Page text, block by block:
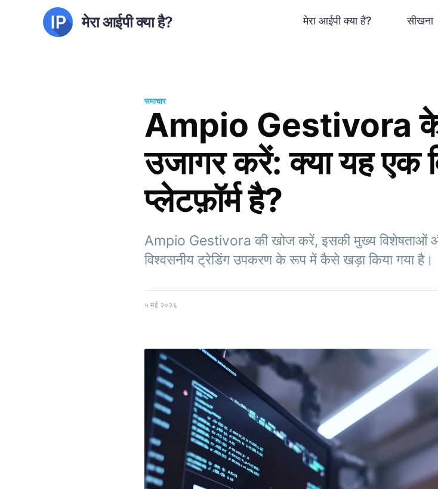
मेरा आईपी क्या है? मेरा आईपी क्या है? सीखना
समाचार
Ampio Gestivora के
उजागर करें: क्या यह एक
प्लेटफ़ॉर्म है?
Ampio Gestivora की खोज करें, इसकी मुख्य विशेषताओं
विश्वसनीय ट्रेडिंग उपकरण के रूप में कैसे खड़ा किया गया है।
५ मई २०२६